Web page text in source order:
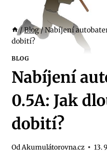
/Blog/Nabíjení
dobití?
BLOG
Nabíjení
0.5A: Jak
dobití?
OdAkumulátorovna.cz 13.